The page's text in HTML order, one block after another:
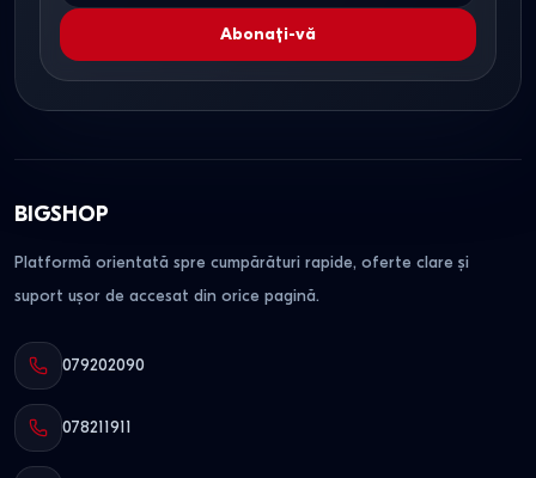
Abonați-vă
BIGSHOP
Platformă orientată spre cumpărături rapide, oferte clare și
suport ușor de accesat din orice pagină.
079202090
078211911